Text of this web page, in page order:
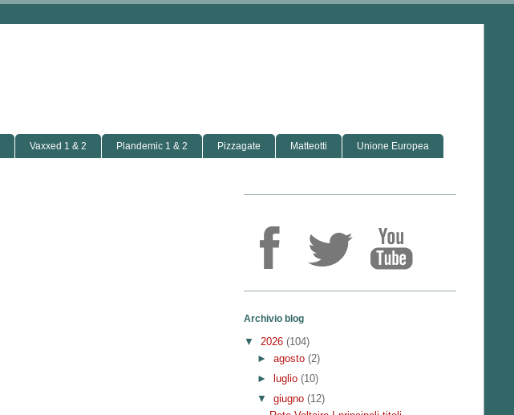
Vaxxed 1 & 2 Plandemic 1 & 2 Pizzagate Matteotti Unione Europea
Archivio blog
▼ 2026 (104)
► agosto (2)
►
luglio (10)
▼ giugno (12)